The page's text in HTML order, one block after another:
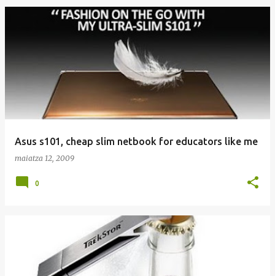
Asus s101, cheap slim netbook for educators like me
maiatza 12, 2009
0